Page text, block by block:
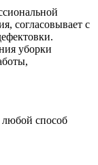
согласовывает с
уборки
способ